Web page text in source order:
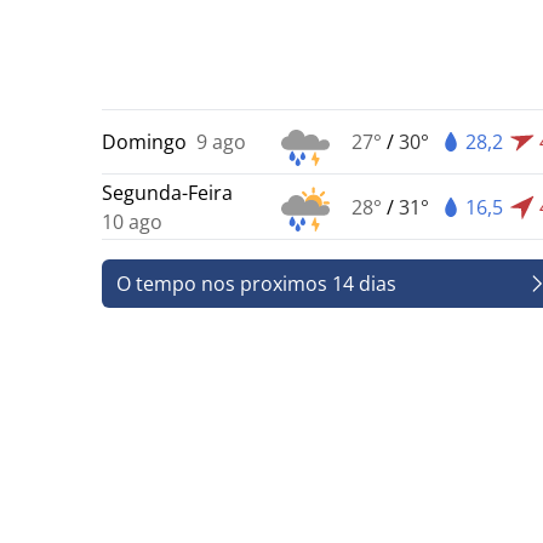
Domingo 9 ago 27° /30° 28,2
Segunda-Feira
10 ago
28° /31° 16,5
O tempo nos proximos 14 dias